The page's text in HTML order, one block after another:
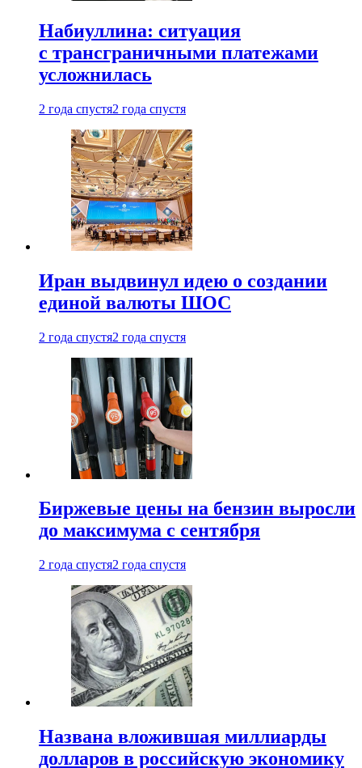
Набиуллина: ситуация
с трансграничными платежами
усложнилась
2 года спустя2 года спустя
Иран выдвинул идею о создании
единой валюты ШОС
2 года спустя2 года спустя
Биржевые цены на бензин выросли
до максимума с сентября
2 года спустя2 года спустя
Названа вложившая миллиарды
долларов в российскую экономику